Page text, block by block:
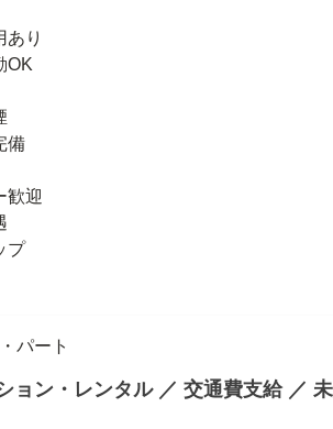
あり
OK
備
歓迎
プ
パート
ョン・レンタル ／ 交通費支給 ／